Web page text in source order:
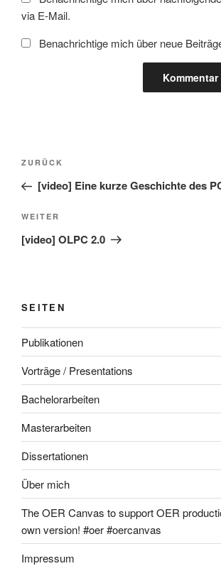
via E-Mail.
Benachrichtige mich über neue
Beitragsnavigation
Vorheriger
Beitrag
ZURÜCK
[video] Eine kurze Geschichte des
Nächster
Beitrag
WEITER
[video] OLPC 2.0
SEITEN
Publikationen
Vorträge / Presentations
Bachelorarbeiten
Masterarbeiten
Dissertationen
Über mich
The OER Canvas to support OER
own version! #oer #oercanvas
Impressum